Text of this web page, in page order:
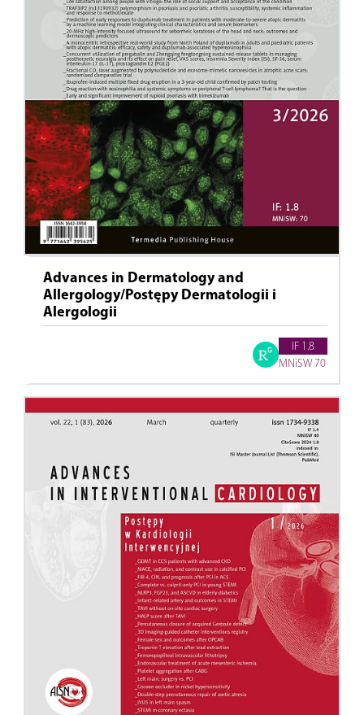
Advances in Dermatology and
Allergology/Postępy Dermatologii i
Alergologii
IF 1.8
MNiSW 70